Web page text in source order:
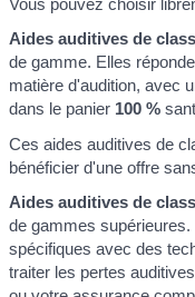
Aides auditives de
de gamme. Elles
matière d'audition, avec
dans le panier 100 %
Ces aides auditives de
bénéficier d'une offre
Aides auditives de
de gammes
spécifiques avec des
traiter les pertes